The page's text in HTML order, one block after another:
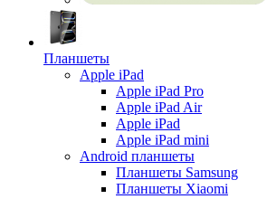
Планшеты
Apple iPad
Apple iPad Pro
Apple iPad Air
Apple iPad
Apple iPad mini
Android планшеты
Планшеты Samsung
Планшеты Xiaomi